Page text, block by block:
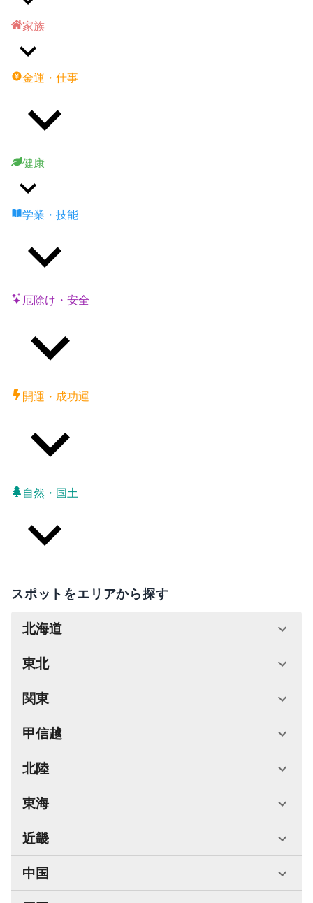
家族
金運・仕事
健康
学業・技能
厄除け・安全
開運・成功運
自然・国土
スポットをエリアから探す
北海道
東北
関東
甲信越
北陸
東海
近畿
中国